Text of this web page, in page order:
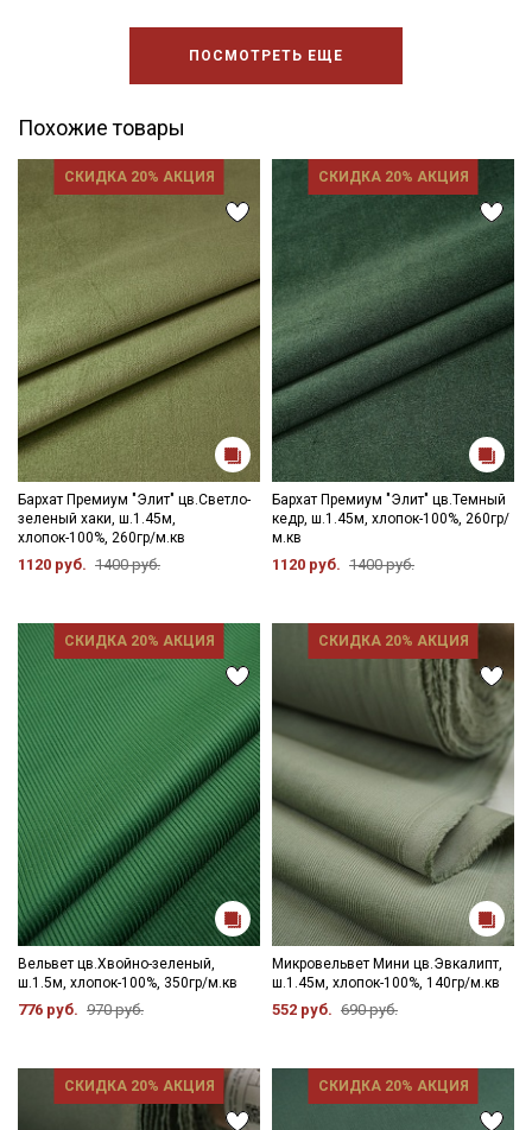
ПОСМОТРЕТЬ ЕЩЕ
Похожие товары
СКИДКА 20% АКЦИЯ
Бархат Премиум "Элит" цв.Светло-
зеленый хаки, ш.1.45м,
хлопок-100%, 260гр/м.кв
1120 руб. 1400 руб.
СКИДКА 20% АКЦИЯ
Бархат Премиум "Элит" цв.Темный
кедр, ш.1.45м, хлопок-100%, 260гр/
м.кв
1120 руб. 1400 руб.
СКИДКА 20% АКЦИЯ
Вельвет цв.Хвойно-зеленый,
ш.1.5м, хлопок-100%, 350гр/м.кв
776 руб. 970 руб.
СКИДКА 20% АКЦИЯ
Микровельвет Мини цв.Эвкалипт,
ш.1.45м, хлопок-100%, 140гр/м.кв
552 руб. 690 руб.
СКИДКА 20% АКЦИЯ СКИДКА 20% АКЦИЯ